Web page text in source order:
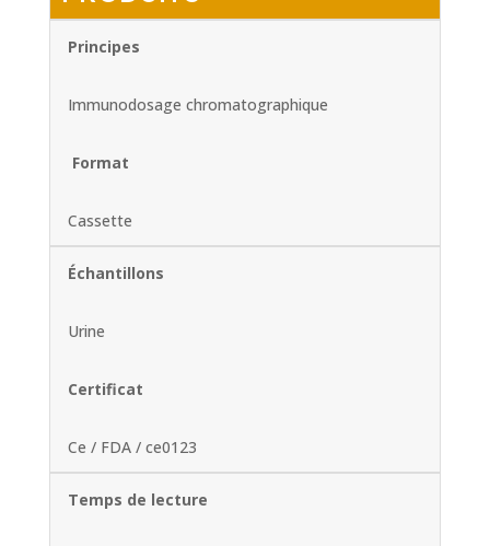
Principes
Immunodosage chromatographique
Format
Cassette
Échantillons
Urine
Certificat
Ce / FDA / ce0123
Temps de lecture